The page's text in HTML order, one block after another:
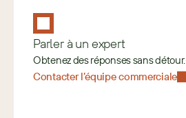
Parler à un expert
Obtenez des réponses sans détour.
Contacter l’équipe commerciale